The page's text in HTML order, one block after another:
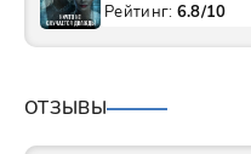
Рейтинг: 6.8/10
ОТЗЫВЫ